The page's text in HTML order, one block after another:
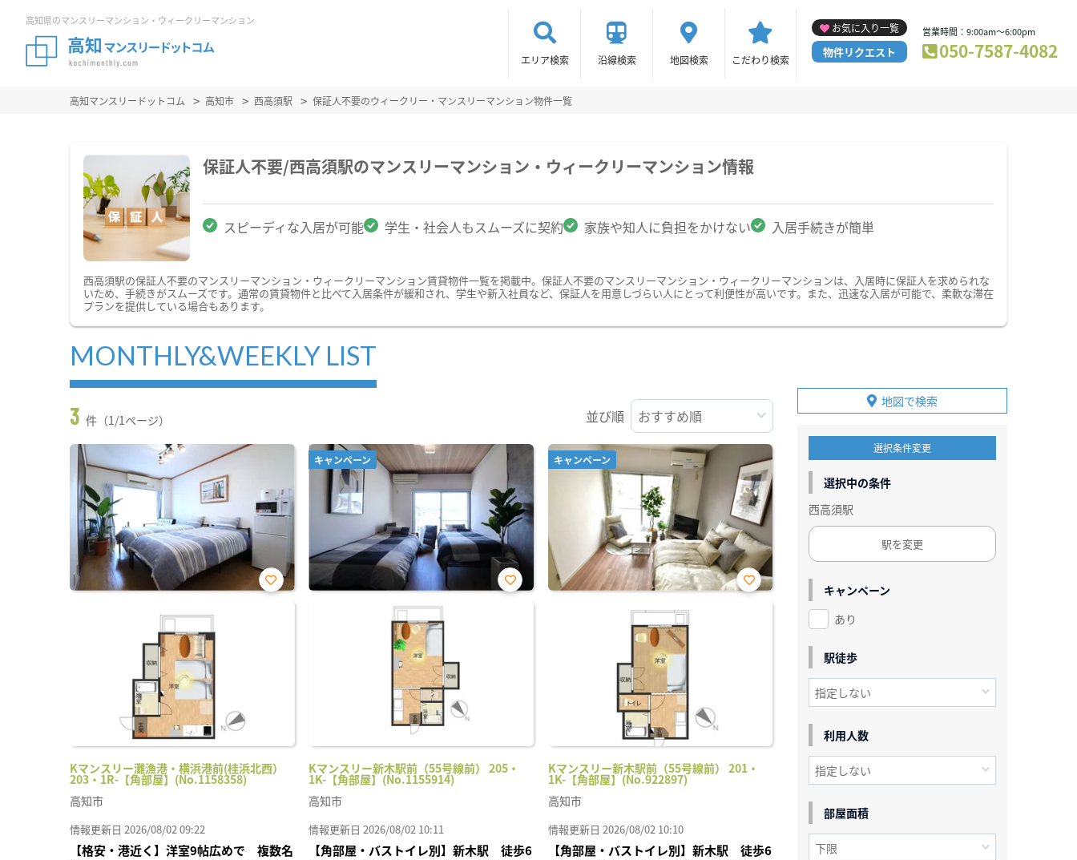
高知県のマンスリーマンション・ウィークリーマンション
エリア検索 沿線検索 地図検索 こだわり検索
お気に入り一覧
物件リクエスト
営業時間：9:00am～6:00pm
050-7587-4082
高知マンスリードットコム 高知市 西高須駅 保証人不要のウィークリー・マンスリーマンション物件一覧
保証人不要/西高須駅のマンスリーマンション・ウィークリーマンション情報
スピーディな入居が可能 学生・社会人もスムーズに契約 家族や知人に負担をかけない 入居手続きが簡単
西高須駅の保証人不要のマンスリーマンション・ウィークリーマンション賃貸物件一覧を掲載中。保証人不要のマンスリーマンション・ウィークリーマンションは、入居時に保証人を求められな
いため、手続きがスムーズです。通常の賃貸物件と比べて入居条件が緩和され、学生や新入社員など、保証人を用意しづらい人にとって利便性が高いです。また、迅速な入居が可能で、柔軟な滞在
プランを提供している場合もあります。
MONTHLY&WEEKLY LIST
3 件（1/1ページ） 並び順
Kマンスリー灘漁港・横浜港前(桂浜北西）
203・1R-【角部屋】(No.1158358)
お気
高知市
情報更新日 2026/08/02 09:22
【格安・港近く】洋室9帖広めで 複数名
キャンペーン
Kマンスリー新木駅前（55号線前） 205・
1K-【角部屋】(No.1155914)
お気
高知市
情報更新日 2026/08/02 10:11
【角部屋・バストイレ別】新木駅 徒歩6
キャンペーン
Kマンスリー新木駅前（55号線前） 201・
1K-【角部屋】(No.922897)
お気
高知市
情報更新日 2026/08/02 10:10
【角部屋・バストイレ別】新木駅 徒歩6
地図で検索
選択条件変更
選択中の条件
西高須駅
駅を変更
キャンペーン
あり
駅徒歩
利用人数
部屋面積